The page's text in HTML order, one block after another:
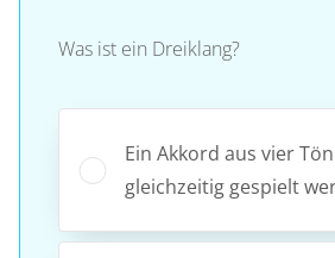
Was ist ein Dreiklang?
Ein Akkord aus vier
gleichzeitig gespielt